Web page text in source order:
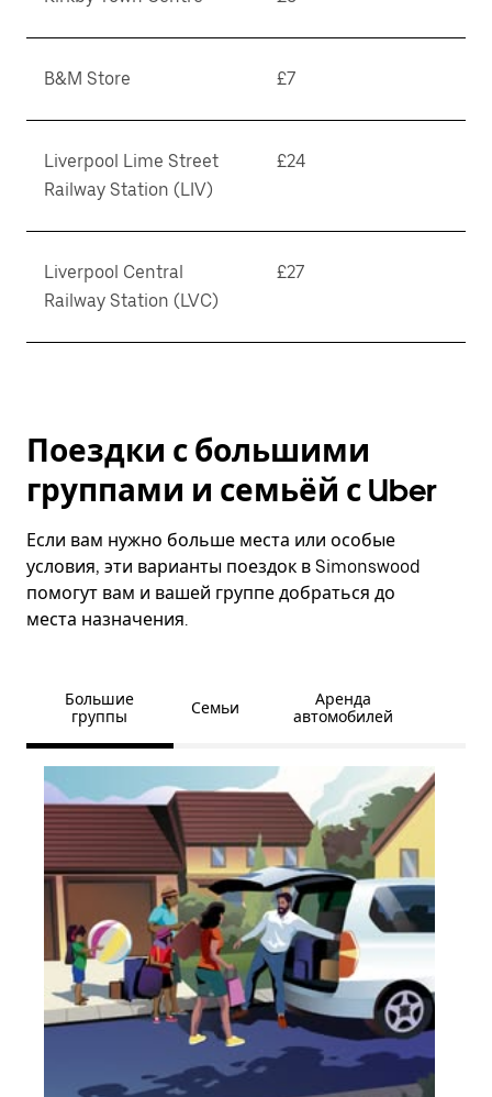
B&M Store £7
Liverpool Lime Street
Railway Station (LIV)
£24
Liverpool Central
Railway Station (LVC)
£27
Поездки с большими
группами и семьёй с Uber
Если вам нужно больше места или особые
условия, эти варианты поездок в Simonswood
помогут вам и вашей группе добраться до
места назначения.
Большие
группы
Семьи
Аренда
автомобилей